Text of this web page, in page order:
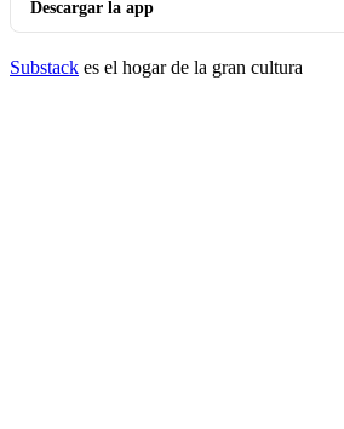
Descargar la app
Substack es el hogar de la gran cultura